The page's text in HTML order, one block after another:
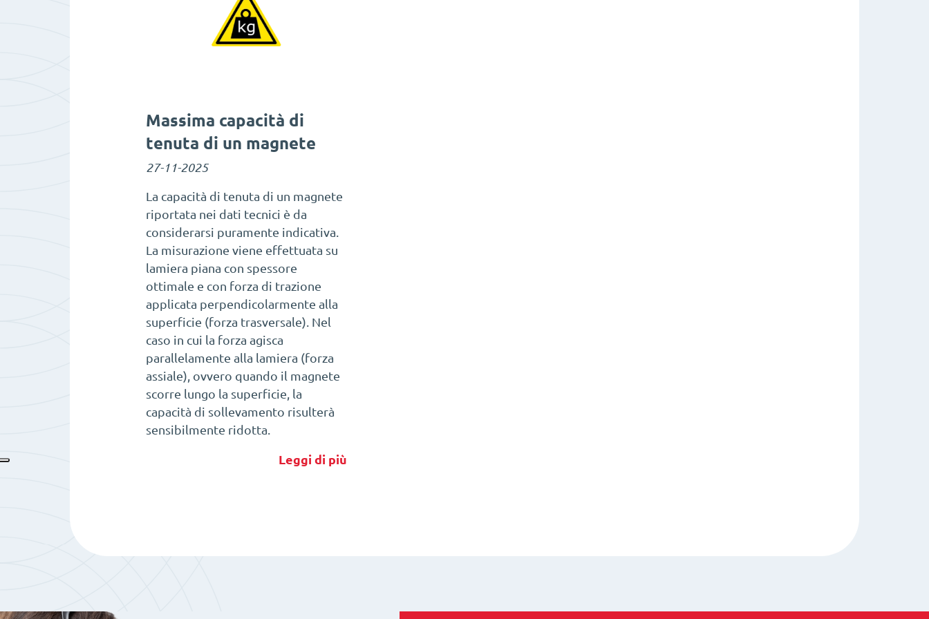
Massima capacità di
tenuta di un magnete
27-11-2025
La capacità di tenuta di un magnete
riportata nei dati tecnici è da
considerarsi puramente indicativa.
La misurazione viene effettuata su
lamiera piana con spessore
ottimale e con forza di trazione
applicata perpendicolarmente alla
superficie (forza trasversale). Nel
caso in cui la forza agisca
parallelamente alla lamiera (forza
assiale), ovvero quando il magnete
scorre lungo la superficie, la
capacità di sollevamento risulterà
sensibilmente ridotta.
Leggi di più